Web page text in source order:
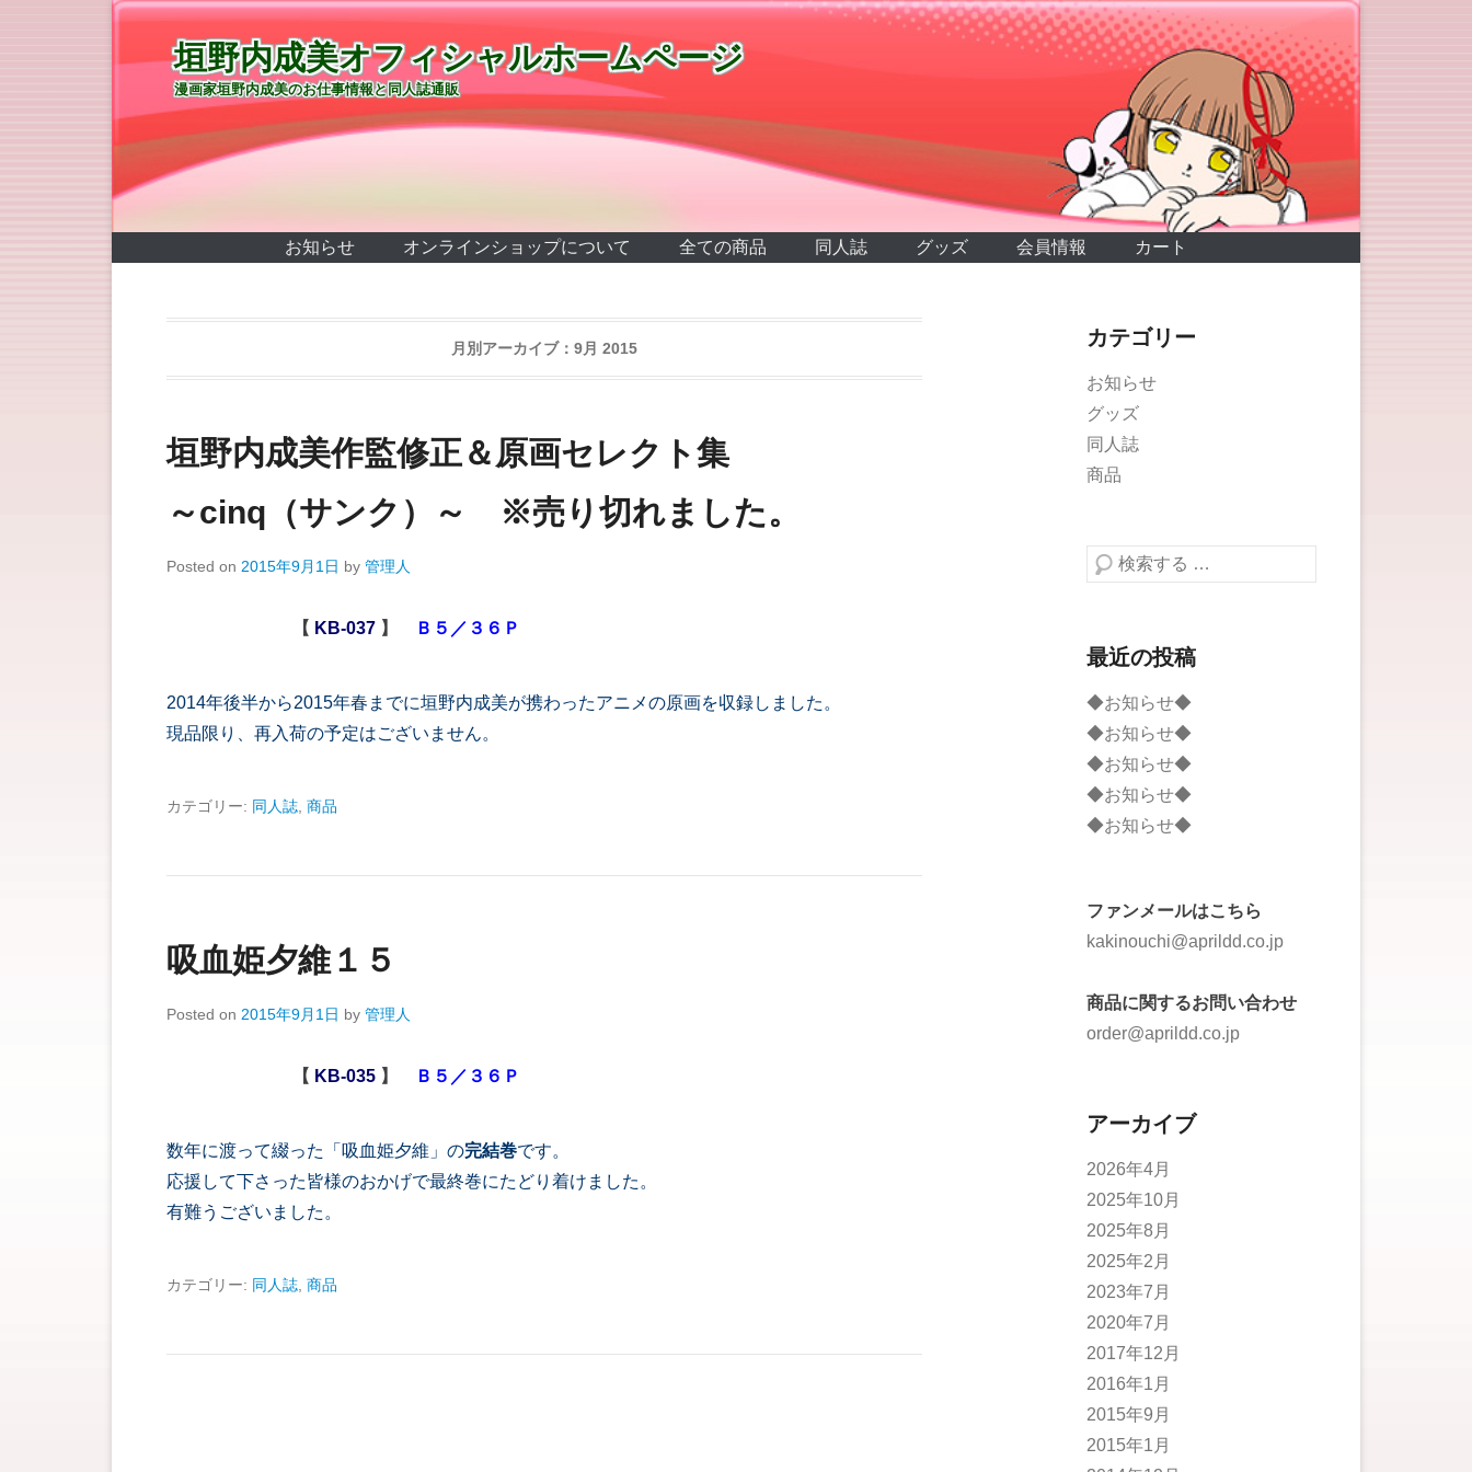
垣野内成美オフィシャルホームページ
漫画家垣野内成美のお仕事情報と同人誌通販
お知らせ オンラインショップについて 全ての商品 同人誌 グッズ 会員情報 カート
月別アーカイブ： 9月 2015
垣野内成美作監修正＆原画セレクト集
～cinq（サンク）～ ※売り切れました。
Posted on 2015年9月1日 by 管理人
【 KB-037 】 Ｂ５／３６Ｐ
2014年後半から2015年春までに垣野内成美が携わったアニメの原画を収録しました。
現品限り、再入荷の予定はございません。
カテゴリー: 同人誌 商品
吸血姫夕維１５
Posted on 2015年9月1日 by 管理人
【 KB-035 】 Ｂ５／３６Ｐ
数年に渡って綴った「吸血姫夕維」の完結巻です。
応援して下さった皆様のおかげで最終巻にたどり着けました。
有難うございました。
カテゴリー: 同人誌 商品
カテゴリー
お知らせ
グッズ
同人誌
商品
検索する
最近の投稿
◆お知らせ◆
◆お知らせ◆
◆お知らせ◆
◆お知らせ◆
◆お知らせ◆
ファンメールはこちら
kakinouchi@aprildd.co.jp
商品に関するお問い合わせ
order@aprildd.co.jp
アーカイブ
2026年4月
2025年10月
2025年8月
2025年2月
2023年7月
2020年7月
2017年12月
2016年1月
2015年9月
2015年1月